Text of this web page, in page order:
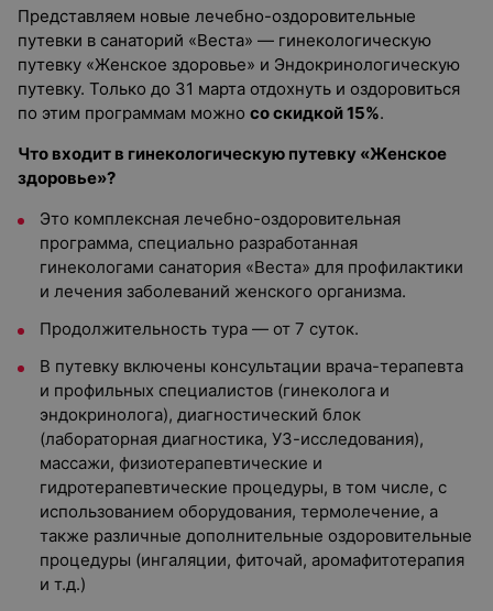
Представляем новые лечебно-оздоровительные
путевки в санаторий «Веста» — гинекологическую
путевку «Женское здоровье» и Эндокринологическую
путевку. Только до 31 марта отдохнуть и оздоровиться
по этим программам можно со скидкой 15%.
Что входит в гинекологическую путевку «Женское
здоровье»?
Это комплексная лечебно-оздоровительная
программа, специально разработанная
гинекологами санатория «Веста» для профилактики
и лечения заболеваний женского организма.
Продолжительность тура — от 7 суток.
В путевку включены консультации врача-терапевта
и профильных специалистов (гинеколога и
эндокринолога), диагностический блок
(лабораторная диагностика, УЗ-исследования),
массажи, физиотерапевтические и
гидротерапевтические процедуры, в том числе, с
использованием оборудования, термолечение, а
также различные дополнительные оздоровительные
процедуры (ингаляции, фиточай, аромафитотерапия
и т.д.)